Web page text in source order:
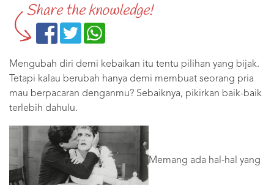
Share the knowledge!
Mengubah diri demi kebaikan itu tentu pilihan yang bijak.
Tetapi kalau berubah hanya demi membuat seorang pria
mau berpacaran denganmu? Sebaiknya, pikirkan baik-baik
terlebih dahulu.
Memang ada hal-hal yang